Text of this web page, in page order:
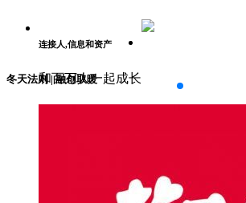
连接人,信息和资产
和百万人一起成长
冬天法则 | 融创取暖